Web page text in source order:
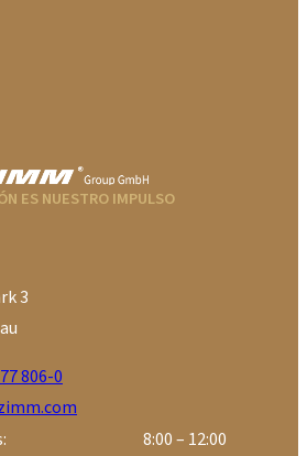
ES NUESTRO IMPULSO
3
806-0
8:00 – 12:00